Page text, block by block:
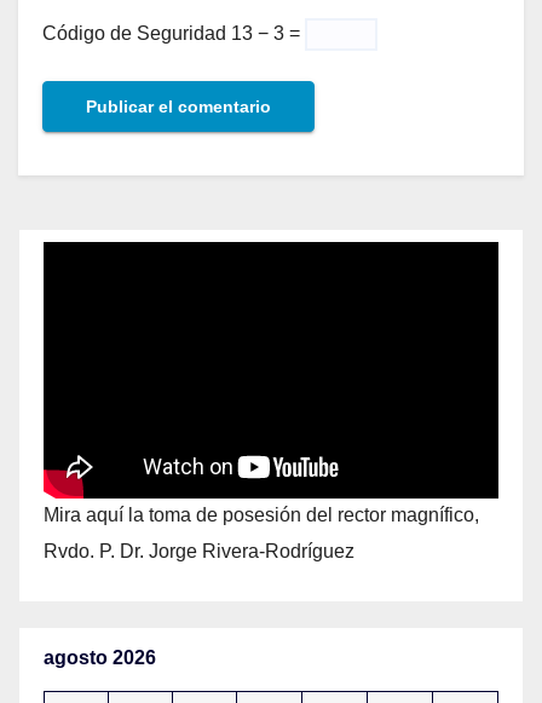
Código de Seguridad 13 − 3 =
Mira aquí la toma de posesión del rector magnífico,
Rvdo. P. Dr. Jorge Rivera-Rodríguez
agosto 2026